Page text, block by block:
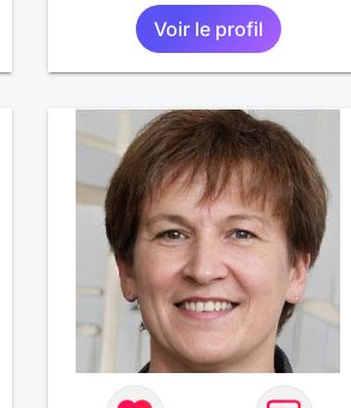
notre parcours à deux. Je suis
un peu timide et un peu bavarde
Voir le profil